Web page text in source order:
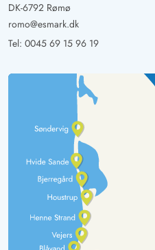
DK-6792 Rømø
romo@esmark.dk
Tel: 0045 69 15 96 19